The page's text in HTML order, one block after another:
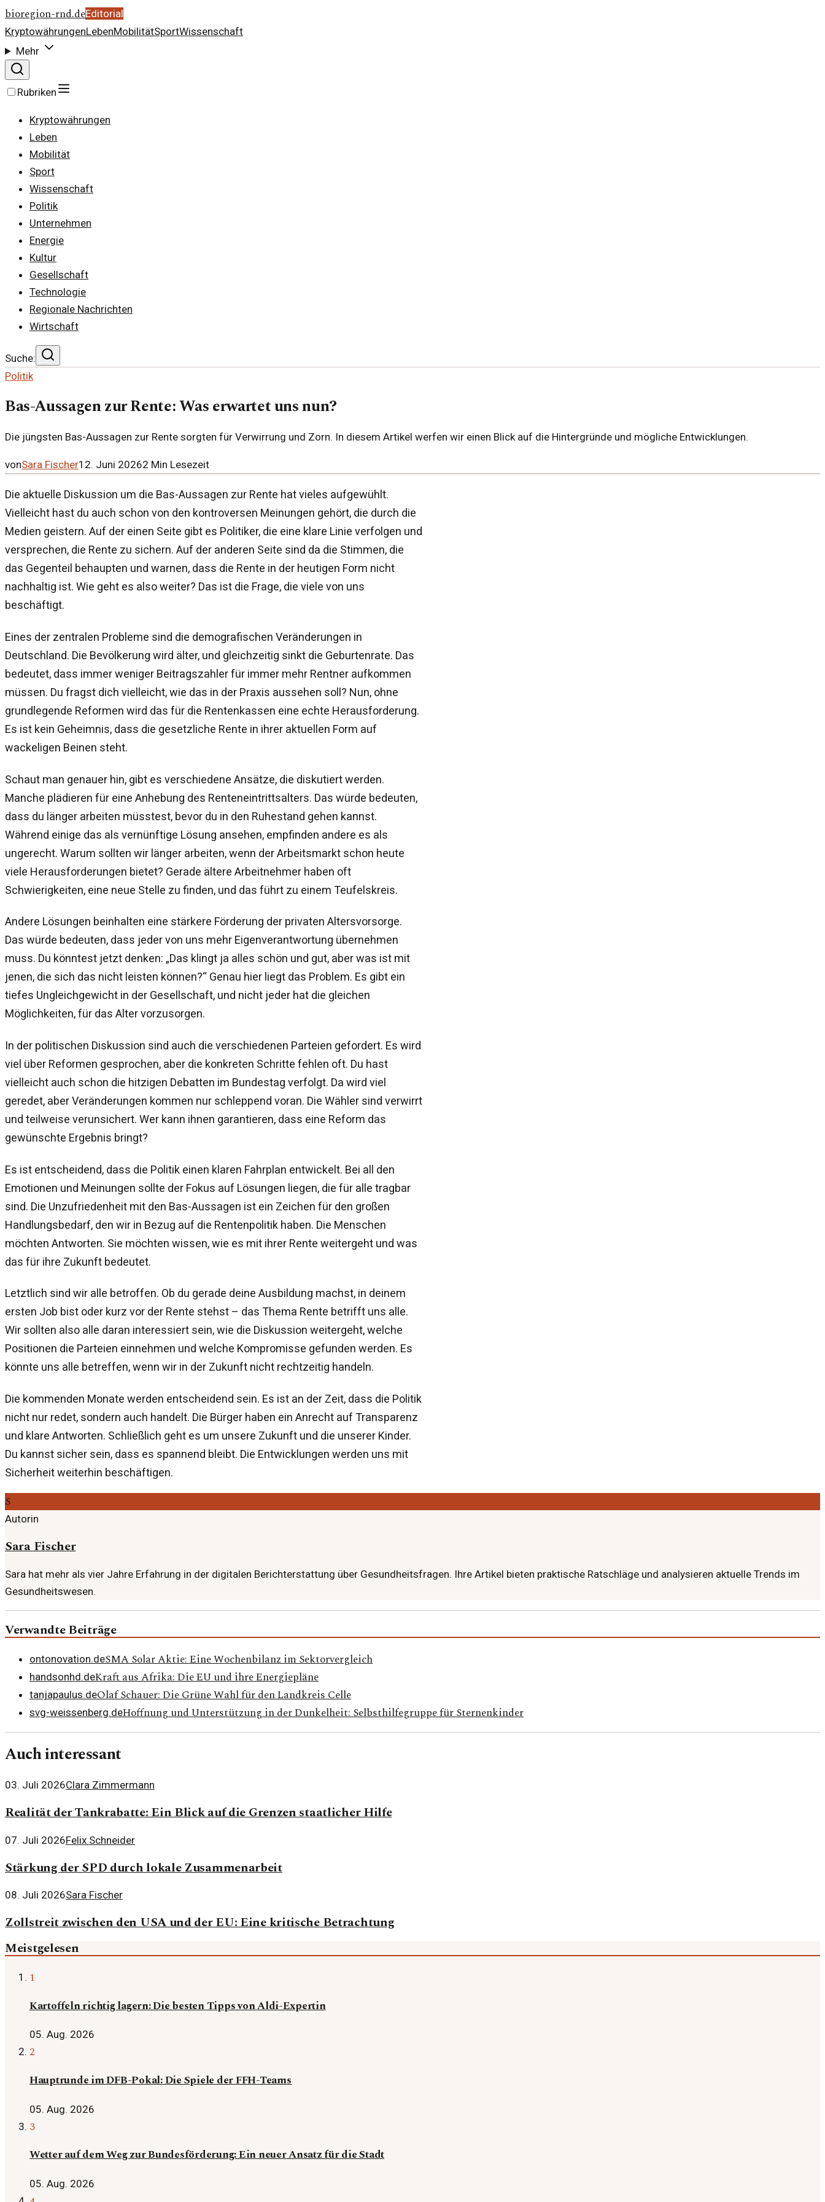
bioregion-rnd.deEditorial
KryptowährungenLebenMobilitätSportWissenschaft
Mehr
Rubriken
Kryptowährungen
Leben
Mobilität
Sport
Wissenschaft
Politik
Unternehmen
Energie
Kultur
Gesellschaft
Technologie
Regionale Nachrichten
Wirtschaft
Suche:
Politik
Bas-Aussagen zur Rente: Was erwartet uns nun?
Die jüngsten Bas-Aussagen zur Rente sorgten für Verwirrung und Zorn. In diesem Artikel werfen wir einen Blick auf die Hintergründe und mögliche Entwicklungen.
vonSara Fischer12. Juni 20262 Min Lesezeit
Die aktuelle Diskussion um die Bas-Aussagen zur Rente hat vieles aufgewühlt.
Vielleicht hast du auch schon von den kontroversen Meinungen gehört, die durch die
Medien geistern. Auf der einen Seite gibt es Politiker, die eine klare Linie verfolgen und
versprechen, die Rente zu sichern. Auf der anderen Seite sind da die Stimmen, die
das Gegenteil behaupten und warnen, dass die Rente in der heutigen Form nicht
nachhaltig ist. Wie geht es also weiter? Das ist die Frage, die viele von uns
beschäftigt.
Eines der zentralen Probleme sind die demografischen Veränderungen in
Deutschland. Die Bevölkerung wird älter, und gleichzeitig sinkt die Geburtenrate. Das
bedeutet, dass immer weniger Beitragszahler für immer mehr Rentner aufkommen
müssen. Du fragst dich vielleicht, wie das in der Praxis aussehen soll? Nun, ohne
grundlegende Reformen wird das für die Rentenkassen eine echte Herausforderung.
Es ist kein Geheimnis, dass die gesetzliche Rente in ihrer aktuellen Form auf
wackeligen Beinen steht.
Schaut man genauer hin, gibt es verschiedene Ansätze, die diskutiert werden.
Manche plädieren für eine Anhebung des Renteneintrittsalters. Das würde bedeuten,
dass du länger arbeiten müsstest, bevor du in den Ruhestand gehen kannst.
Während einige das als vernünftige Lösung ansehen, empfinden andere es als
ungerecht. Warum sollten wir länger arbeiten, wenn der Arbeitsmarkt schon heute
viele Herausforderungen bietet? Gerade ältere Arbeitnehmer haben oft
Schwierigkeiten, eine neue Stelle zu finden, und das führt zu einem Teufelskreis.
Andere Lösungen beinhalten eine stärkere Förderung der privaten Altersvorsorge.
Das würde bedeuten, dass jeder von uns mehr Eigenverantwortung übernehmen
muss. Du könntest jetzt denken: „Das klingt ja alles schön und gut, aber was ist mit
jenen, die sich das nicht leisten können?“ Genau hier liegt das Problem. Es gibt ein
tiefes Ungleichgewicht in der Gesellschaft, und nicht jeder hat die gleichen
Möglichkeiten, für das Alter vorzusorgen.
In der politischen Diskussion sind auch die verschiedenen Parteien gefordert. Es wird
viel über Reformen gesprochen, aber die konkreten Schritte fehlen oft. Du hast
vielleicht auch schon die hitzigen Debatten im Bundestag verfolgt. Da wird viel
geredet, aber Veränderungen kommen nur schleppend voran. Die Wähler sind verwirrt
und teilweise verunsichert. Wer kann ihnen garantieren, dass eine Reform das
gewünschte Ergebnis bringt?
Es ist entscheidend, dass die Politik einen klaren Fahrplan entwickelt. Bei all den
Emotionen und Meinungen sollte der Fokus auf Lösungen liegen, die für alle tragbar
sind. Die Unzufriedenheit mit den Bas-Aussagen ist ein Zeichen für den großen
Handlungsbedarf, den wir in Bezug auf die Rentenpolitik haben. Die Menschen
möchten Antworten. Sie möchten wissen, wie es mit ihrer Rente weitergeht und was
das für ihre Zukunft bedeutet.
Letztlich sind wir alle betroffen. Ob du gerade deine Ausbildung machst, in deinem
ersten Job bist oder kurz vor der Rente stehst – das Thema Rente betrifft uns alle.
Wir sollten also alle daran interessiert sein, wie die Diskussion weitergeht, welche
Positionen die Parteien einnehmen und welche Kompromisse gefunden werden. Es
könnte uns alle betreffen, wenn wir in der Zukunft nicht rechtzeitig handeln.
Die kommenden Monate werden entscheidend sein. Es ist an der Zeit, dass die Politik
nicht nur redet, sondern auch handelt. Die Bürger haben ein Anrecht auf Transparenz
und klare Antworten. Schließlich geht es um unsere Zukunft und die unserer Kinder.
Du kannst sicher sein, dass es spannend bleibt. Die Entwicklungen werden uns mit
Sicherheit weiterhin beschäftigen.
S
Autorin
Sara Fischer
Sara hat mehr als vier Jahre Erfahrung in der digitalen Berichterstattung über Gesundheitsfragen. Ihre Artikel bieten praktische Ratschläge und analysieren aktuelle Trends im
Gesundheitswesen.
Verwandte Beiträge
ontonovation.deSMA Solar Aktie: Eine Wochenbilanz im Sektorvergleich
handsonhd.deKraft aus Afrika: Die EU und ihre Energiepläne
tanjapaulus.deOlaf Schauer: Die Grüne Wahl für den Landkreis Celle
svg-weissenberg.deHoffnung und Unterstützung in der Dunkelheit: Selbsthilfegruppe für Sternenkinder
Auch interessant
03. Juli 2026Clara Zimmermann
Realität der Tankrabatte: Ein Blick auf die Grenzen staatlicher Hilfe
07. Juli 2026Felix Schneider
Stärkung der SPD durch lokale Zusammenarbeit
08. Juli 2026Sara Fischer
Zollstreit zwischen den USA und der EU: Eine kritische Betrachtung
Meistgelesen
1
Kartoffeln richtig lagern: Die besten Tipps von Aldi-Expertin
05. Aug. 2026
2
Hauptrunde im DFB-Pokal: Die Spiele der FFH-Teams
05. Aug. 2026
3
Wetter auf dem Weg zur Bundesförderung: Ein neuer Ansatz für die Stadt
05. Aug. 2026